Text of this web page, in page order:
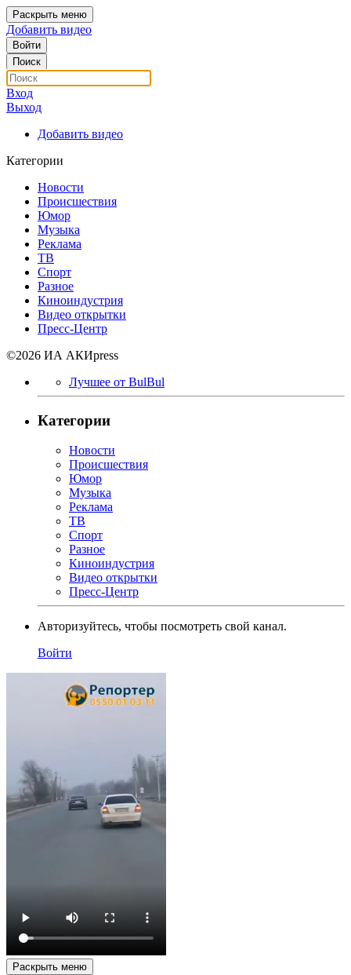
Раскрыть меню
Добавить видео
Войти
Поиск
Вход
Выход
Добавить видео
Категории
Новости
Происшествия
Юмор
Музыка
Реклама
ТВ
Спорт
Разное
Киноиндустрия
Видео открытки
Пресс-Центр
©2026 ИА АКИpress
Лучшее от BulBul
Категории
Новости
Происшествия
Юмор
Музыка
Реклама
ТВ
Спорт
Разное
Киноиндустрия
Видео открытки
Пресс-Центр
Авторизуйтесь, чтобы посмотреть свой канал.
Войти
Раскрыть меню